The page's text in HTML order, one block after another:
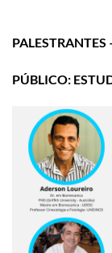
PÚBLICO: